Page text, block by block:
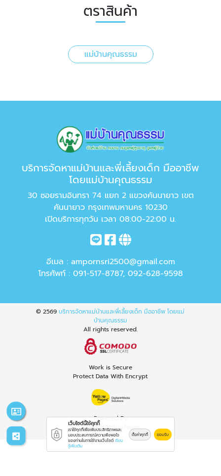
ตราสินค้า
แม่บ้านคุณธรรม
บริการจัดหาแม่บ้านและพี่เลี้ยงเด็ก มืออาชีพ
โดยแม่บ้านคุณธรรม
30 ซอยรามอินทรา 74 แยก 2 แขวงคันนายาว เขต
คันนายาว กรุงเทพมหานคร 10230
เปิดบริการทุกวัน เวลา 08:00-22:00 น.
อีเมล : ampornsri2500@gmail.com
โทรศัพท์ : 091-517-8787, 092-628-9598
© 2569บริการจัดหาแม่บ้านและพี่เลี้ยงเด็ก มืออาชีพ โดยแม่
บ้านคุณธรรม
All rights reserved.
Work is Secure
Protect Data With Encrypt
Powered By
Thailand YellowPages
เว็บไซต์นี้ใช้คุกกี้
เราใช้คุกกี้เพื่อเพิ่มประสิทธิภาพและ
มอบประสบการณ์ความพึงพอใจ
ของท่านในการใช้งานเว็บไซต์ เรียน
รู้เพิ่มเติม
ตั้งค่าคุกกี้ ยอมรับ